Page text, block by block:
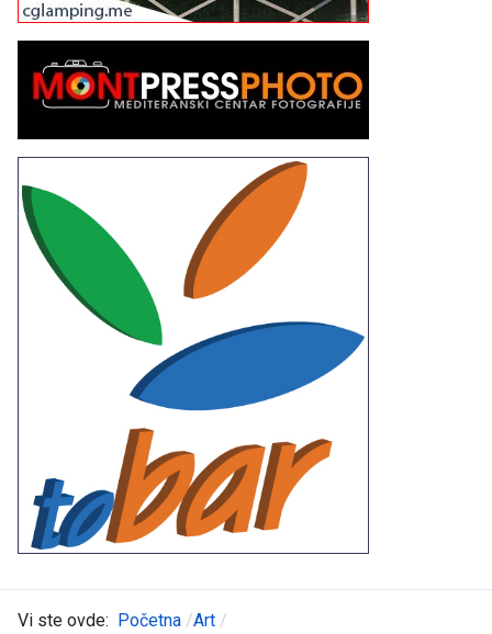
Vi ste ovde: Početna Art